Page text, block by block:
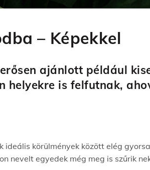
– Képekkel
ajánlott például
helyekre is felfutnak,
körülmények között elég
nevelt egyedek még meg is szűrik